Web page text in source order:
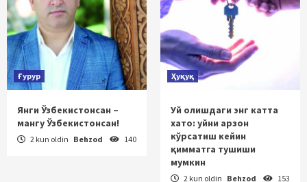
Ғурур
Янги Ўзбекистонсан –
мангу Ўзбекистонсан!
2 kun oldin Behzod 140
Ҳуқуқ
Уй олишдаги энг катта
хато: уйни арзон
кўрсатиш кейин
қимматга тушиши
мумкин
2 kun oldin Behzod 153